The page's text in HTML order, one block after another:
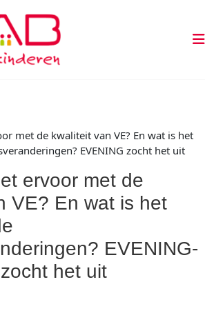
met de kwaliteit van VE? En wat is het
EVENING zocht het uit
ervoor met de
VE? En wat is het
EVENING-
het uit